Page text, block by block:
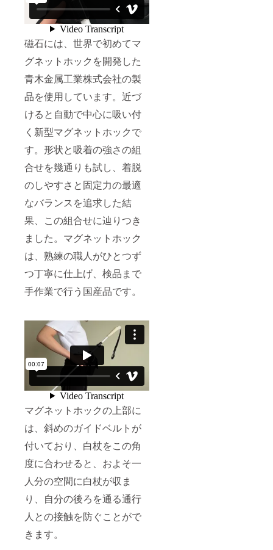
磁石には、世界で初めてマ
グネットホックを開発した
青木金属工業株式会社の製
品を使用しています。近づ
けると自動で中心に吸い付
く新型マグネットホックで
す。形状と吸着の強さの組
合せを幾通りも試し、着脱
のしやすさと固定力の最適
なバランスを追求した結
果、この組合せに辿りつき
ました。マグネットホック
は、熟練の職人がひとつず
つ丁寧に仕上げ、検品まで
手作業で行う国産品です。
マグネットホックの上部に
は、斜めのガイドベルトが
付いており、白杖をこの角
度に合わせると、およそ一
人分の空間に白杖が収ま
り、自分の後ろを通る通行
人との接触を防ぐことがで
きます。